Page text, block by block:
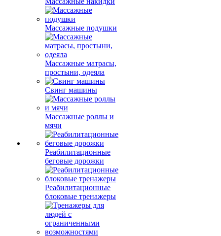
Массажные подушки
Массажные матрасы,
простыни, одеяла
Свинг машины
Массажные роллы и
мячи
Реабилитационные
беговые дорожки
Реабилитационные
блоковые тренажеры